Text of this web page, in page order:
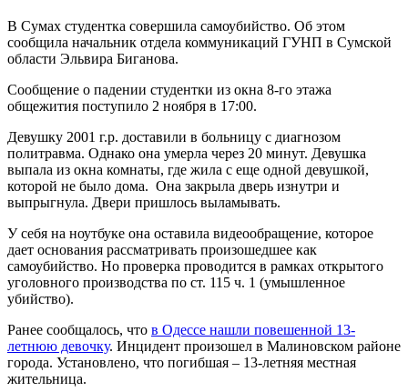
В Сумах студентка совершила самоубийство. Об этом
сообщила начальник отдела коммуникаций ГУНП в Сумской
области Эльвира Биганова.
Сообщение о падении студентки из окна 8-го этажа
общежития поступило 2 ноября в 17:00.
Девушку 2001 г.р. доставили в больницу с диагнозом
политравма. Однако она умерла через 20 минут. Девушка
выпала из окна комнаты, где жила с еще одной девушкой,
которой не было дома. Она закрыла дверь изнутри и
выпрыгнула. Двери пришлось выламывать.
У себя на ноутбуке она оставила видеообращение, которое
дает основания рассматривать произошедшее как
самоубийство. Но проверка проводится в рамках открытого
уголовного производства по ст. 115 ч. 1 (умышленное
убийство).
Ранее сообщалось, что в Одессе нашли повешенной 13-
летнюю девочку. Инцидент произошел в Малиновском районе
города. Установлено, что погибшая – 13-летняя местная
жительница.